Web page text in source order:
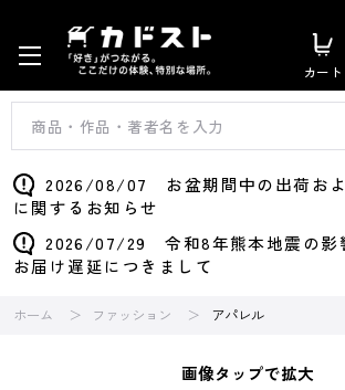
カート
2026/08/07 お盆期間中の出荷およ
に関するお知らせ
2026/07/29 令和8年熊本地震の影
お届け遅延につきまして
ホーム ファッション アパレル
画像タップで拡大